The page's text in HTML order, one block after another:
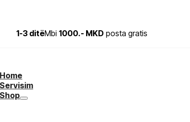
1-3 ditëMbi 1000.- MKD posta gratis
Home
Servisim
Shop